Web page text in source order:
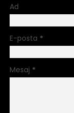
Ad
E-posta *
Mesaj *